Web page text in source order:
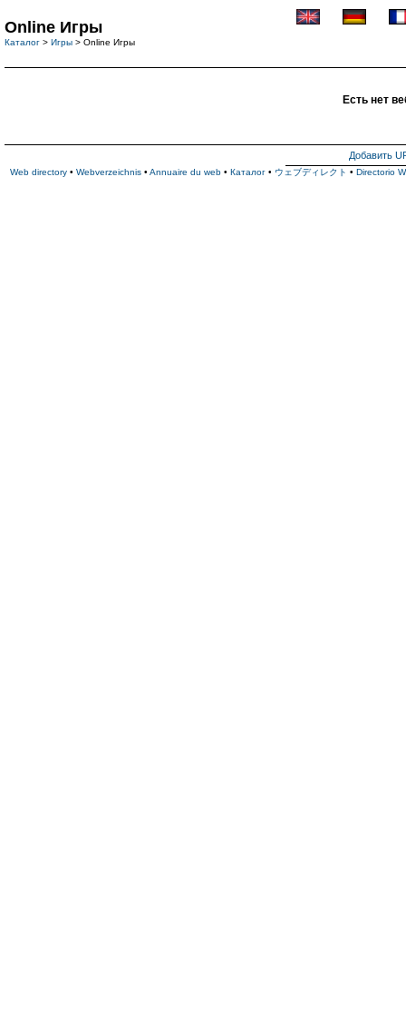
Online Игры
Каталог > Игры > Online Игры
Есть нет
Добавить
Web directory • Webverzeichnis • Annuaire du web • Каталог • ウェブディレクト • Directorio